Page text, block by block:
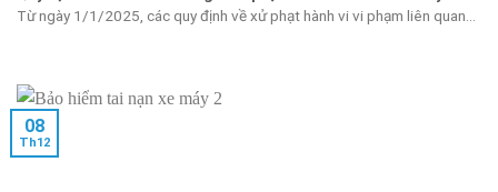
Từ ngày 1/1/2025, các quy định về xử phạt hành vi vi phạm liên quan...
08
Th12